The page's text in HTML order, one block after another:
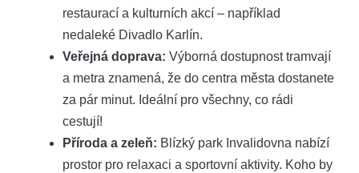
restaurací a kulturních akcí – například
nedaleké Divadlo Karlín.
Veřejná doprava: Výborná dostupnost tramvají
a metra znamená, že do centra města dostanete
za pár minut. Ideální pro všechny, co rádi
cestují!
Příroda a zeleň: Blízký park Invalidovna nabízí
prostor pro relaxaci a sportovní aktivity. Koho by